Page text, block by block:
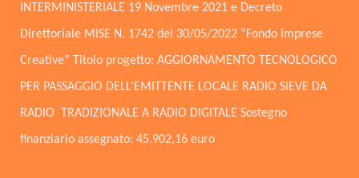
INTERMINISTERIALE 19 Novembre 2021 e Decreto
Direttoriale MISE N. 1742 del 30/05/2022 “Fondo Imprese
Creative” Titolo progetto: AGGIORNAMENTO TECNOLOGICO
PER PASSAGGIO DELL’EMITTENTE LOCALE RADIO SIEVE DA
RADIO TRADIZIONALE A RADIO DIGITALE Sostegno
finanziario assegnato: 45.902,16 euro